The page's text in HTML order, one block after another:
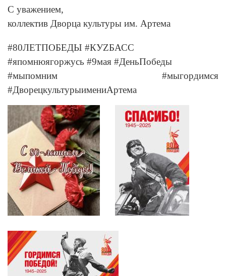
С уважением,
коллектив Дворца культуры им. Артема
#80ЛЕТПОБЕДЫ #КУZБАСС
#япомнюягоржусь #9мая #ДеньПобеды
#мыпомним #мыгордимся
#ДворецкультурыимениАртема